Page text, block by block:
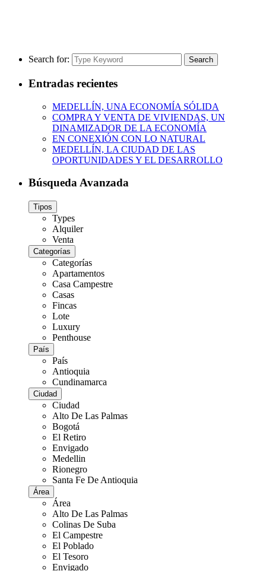
Search for: Search
Entradas recientes
MEDELLÍN, UNA ECONOMÍA SÓLIDA
COMPRA Y VENTA DE VIVIENDAS, UN
DINAMIZADOR DE LA ECONOMÍA
EN CONEXIÓN CON LO NATURAL
MEDELLÍN, LA CIUDAD DE LAS
OPORTUNIDADES Y EL DESARROLLO
Búsqueda Avanzada
Tipos
Types
Alquiler
Venta
Categorías
Categorías
Apartamentos
Casa Campestre
Casas
Fincas
Lote
Luxury
Penthouse
País
País
Antioquia
Cundinamarca
Ciudad
Ciudad
Alto De Las Palmas
Bogotá
El Retiro
Envigado
Medellin
Rionegro
Santa Fe De Antioquia
Área
Área
Alto De Las Palmas
Colinas De Suba
El Campestre
El Poblado
El Tesoro
Envigado